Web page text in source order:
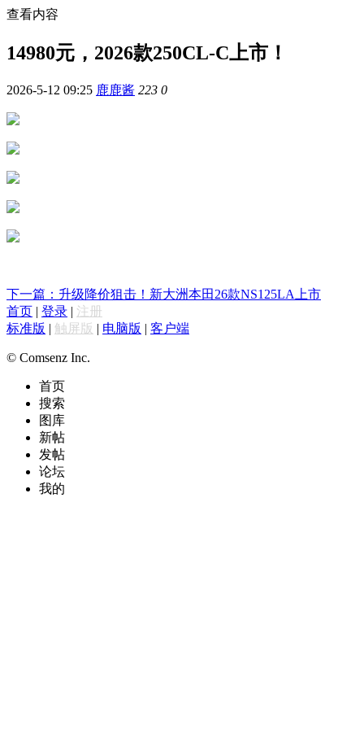
查看内容
14980元，2026款250CL-C上市！
2026-5-12 09:25 鹿鹿酱 223 0
下一篇：升级降价狙击！新大洲本田26款NS125LA上市
首页 | 登录 | 注册
标准版 | 触屏版 | 电脑版 | 客户端
© Comsenz Inc.
首页
搜索
图库
新帖
发帖
论坛
我的